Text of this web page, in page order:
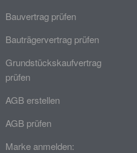
Bauvertrag prüfen
Bauträgervertrag prüfen
Grundstückskaufvertrag
prüfen
AGB erstellen
AGB prüfen
Marke anmelden: